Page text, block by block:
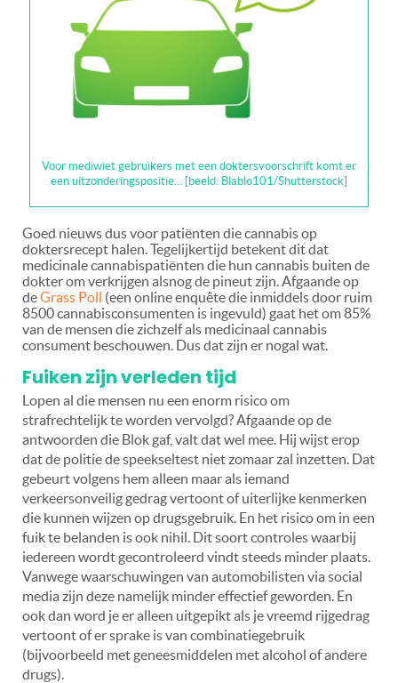
Voor mediwiet gebruikers met een doktersvoorschrift komt er
een uitzonderingspositie… [beeld: Blablo101/Shutterstock]
Goed nieuws dus voor patiënten die cannabis op
doktersrecept halen. Tegelijkertijd betekent dit dat
medicinale cannabispatiënten die hun cannabis buiten de
dokter om verkrijgen alsnog de pineut zijn. Afgaande op
deGrass Poll (een online enquête die inmiddels door ruim
8500 cannabisconsumenten is ingevuld) gaat het om 85%
van de mensen die zichzelf als medicinaal cannabis
consument beschouwen. Dus dat zijn er nogal wat.
Fuiken zijn verleden tijd
Lopen al die mensen nu een enorm risico om
strafrechtelijk te worden vervolgd? Afgaande op de
antwoorden die Blok gaf, valt dat wel mee. Hij wijst erop
dat de politie de speekseltest niet zomaar zal inzetten. Dat
gebeurt volgens hem alleen maar als iemand
verkeersonveilig gedrag vertoont of uiterlijke kenmerken
die kunnen wijzen op drugsgebruik. En het risico om in een
fuik te belanden is ook nihil. Dit soort controles waarbij
iedereen wordt gecontroleerd vindt steeds minder plaats.
Vanwege waarschuwingen van automobilisten via social
media zijn deze namelijk minder effectief geworden. En
ook dan word je er alleen uitgepikt als je vreemd rijgedrag
vertoont of er sprake is van combinatiegebruik
(bijvoorbeeld met geneesmiddelen met alcohol of andere
drugs).